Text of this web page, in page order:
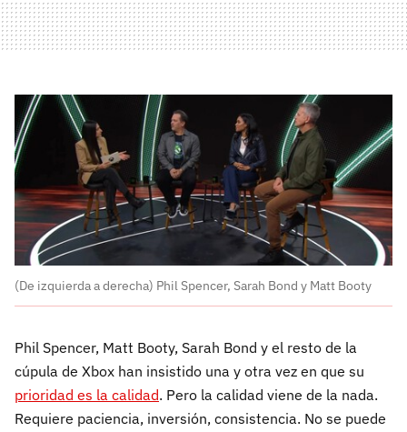
(De izquierda a derecha) Phil Spencer, Sarah Bond y Matt Booty
Phil Spencer, Matt Booty, Sarah Bond y el resto de la
cúpula de Xbox han insistido una y otra vez en que su
prioridad es la calidad. Pero la calidad viene de la nada.
Requiere paciencia, inversión, consistencia. No se puede